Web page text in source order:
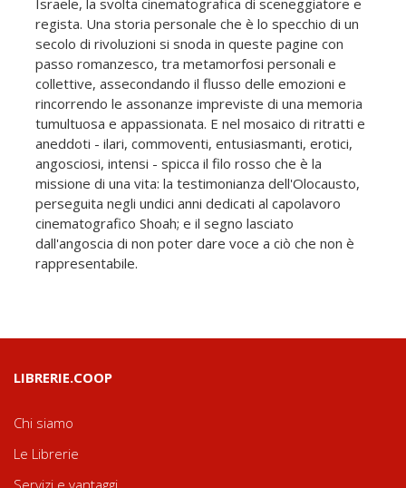
Israele, la svolta cinematografica di sceneggiatore e
regista. Una storia personale che è lo specchio di un
secolo di rivoluzioni si snoda in queste pagine con
passo romanzesco, tra metamorfosi personali e
collettive, assecondando il flusso delle emozioni e
rincorrendo le assonanze impreviste di una memoria
tumultuosa e appassionata. E nel mosaico di ritratti e
aneddoti - ilari, commoventi, entusiasmanti, erotici,
angosciosi, intensi - spicca il filo rosso che è la
missione di una vita: la testimonianza dell'Olocausto,
perseguita negli undici anni dedicati al capolavoro
cinematografico Shoah; e il segno lasciato
dall'angoscia di non poter dare voce a ciò che non è
rappresentabile.
LIBRERIE.COOP
Chi siamo
Le Librerie